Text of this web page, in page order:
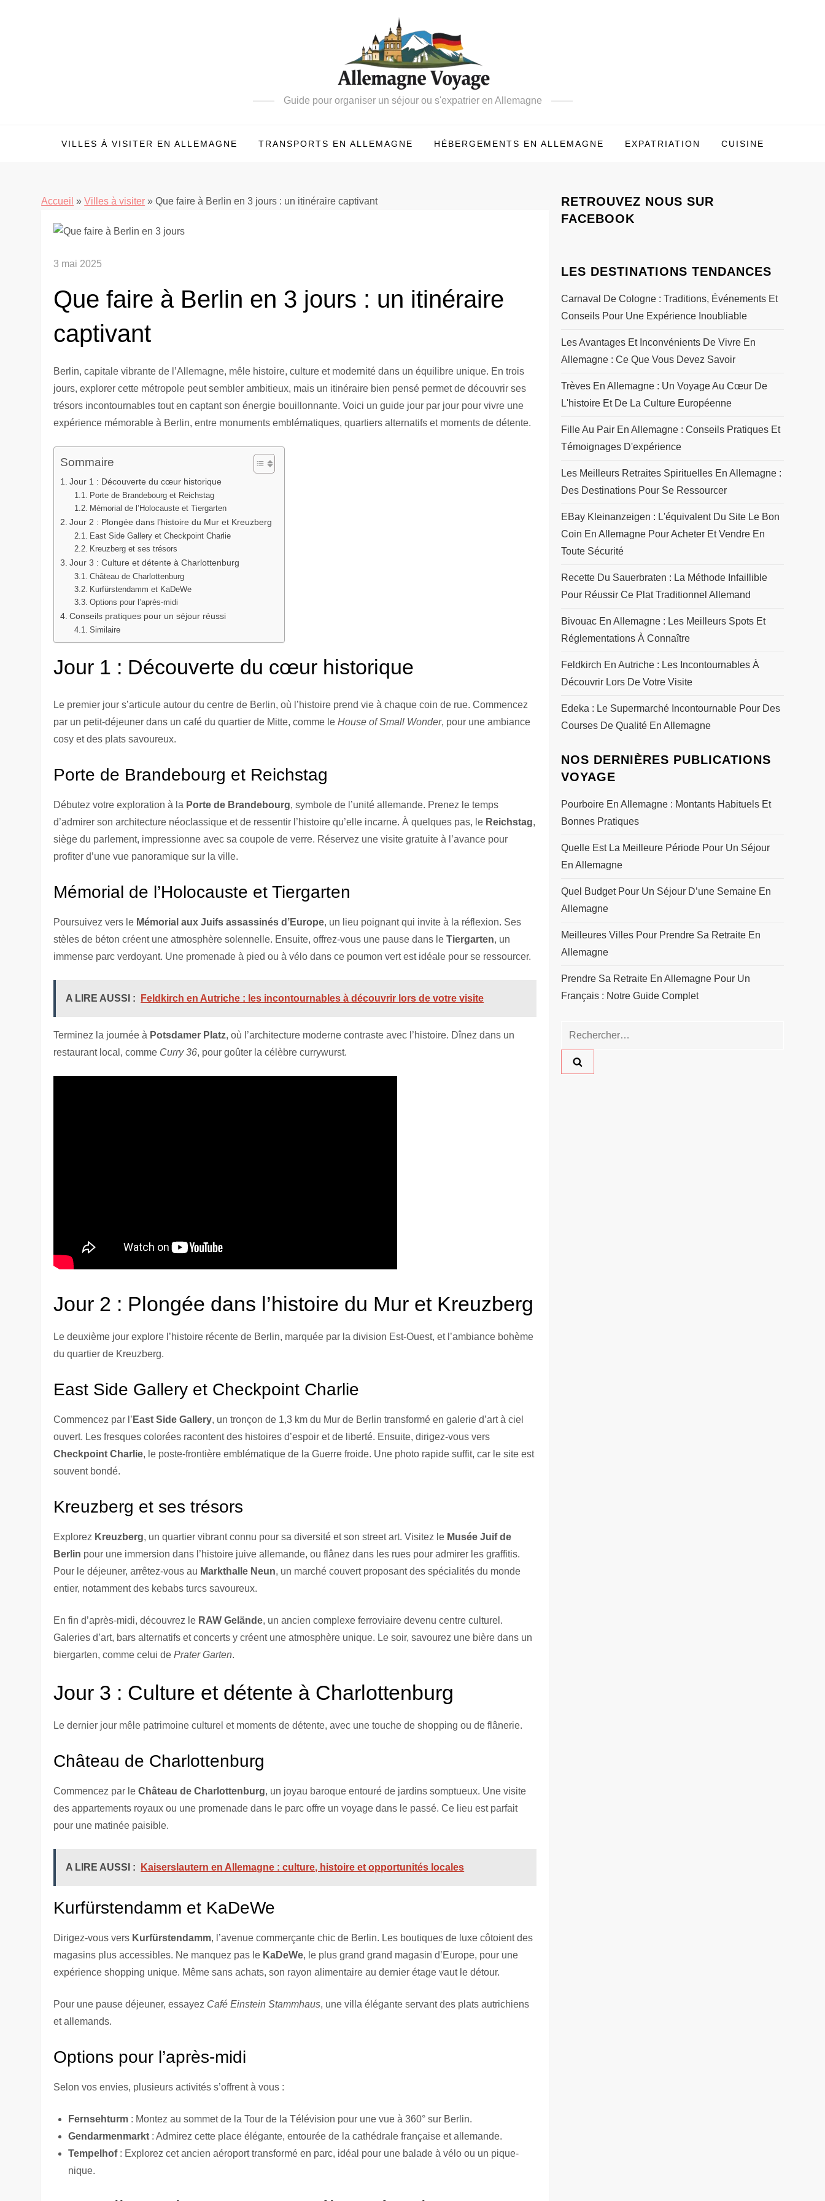
Guide pour organiser un séjour ou s'expatrier en Allemagne
VILLES À VISITER EN ALLEMAGNE TRANSPORTS EN ALLEMAGNE HÉBERGEMENTS EN ALLEMAGNE EXPATRIATION CUISINE
Accueil »Villes à visiter »Que faire à Berlin en 3 jours : un itinéraire captivant
3 mai 2025
Que faire à Berlin en 3 jours : un itinéraire
captivant
Berlin, capitale vibrante de l’Allemagne, mêle histoire, culture et modernité dans un équilibre unique. En trois
jours, explorer cette métropole peut sembler ambitieux, mais un itinéraire bien pensé permet de découvrir ses
trésors incontournables tout en captant son énergie bouillonnante. Voici un guide jour par jour pour vivre une
expérience mémorable à Berlin, entre monuments emblématiques, quartiers alternatifs et moments de détente.
Sommaire
Jour 1 : Découverte du cœur historique
Porte de Brandebourg et Reichstag
Mémorial de l’Holocauste et Tiergarten
Jour 2 : Plongée dans l’histoire du Mur et Kreuzberg
East Side Gallery et Checkpoint Charlie
Kreuzberg et ses trésors
Jour 3 : Culture et détente à Charlottenburg
Château de Charlottenburg
Kurfürstendamm et KaDeWe
Options pour l’après-midi
Conseils pratiques pour un séjour réussi
Similaire
Jour 1 : Découverte du cœur historique
Le premier jour s’articule autour du centre de Berlin, où l’histoire prend vie à chaque coin de rue. Commencez
par un petit-déjeuner dans un café du quartier de Mitte, comme leHouse of Small Wonder, pour une ambiance
cosy et des plats savoureux.
Porte de Brandebourg et Reichstag
Débutez votre exploration à la Porte de Brandebourg, symbole de l’unité allemande. Prenez le temps
d’admirer son architecture néoclassique et de ressentir l’histoire qu’elle incarne. À quelques pas, le Reichstag,
siège du parlement, impressionne avec sa coupole de verre. Réservez une visite gratuite à l’avance pour
profiter d’une vue panoramique sur la ville.
Mémorial de l’Holocauste et Tiergarten
Poursuivez vers le Mémorial aux Juifs assassinés d’Europe, un lieu poignant qui invite à la réflexion. Ses
stèles de béton créent une atmosphère solennelle. Ensuite, offrez-vous une pause dans leTiergarten, un
immense parc verdoyant. Une promenade à pied ou à vélo dans ce poumon vert est idéale pour se ressourcer.
A LIRE AUSSI : Feldkirch en Autriche : les incontournables à découvrir lors de votre visite
Terminez la journée à Potsdamer Platz, où l’architecture moderne contraste avec l’histoire. Dînez dans un
restaurant local, comme Curry 36, pour goûter la célèbre currywurst.
Jour 2 : Plongée dans l’histoire du Mur et Kreuzberg
Le deuxième jour explore l’histoire récente de Berlin, marquée par la division Est-Ouest, et l’ambiance bohème
du quartier de Kreuzberg.
East Side Gallery et Checkpoint Charlie
Commencez par l’ East Side Gallery, un tronçon de 1,3 km du Mur de Berlin transformé en galerie d’art à ciel
ouvert. Les fresques colorées racontent des histoires d’espoir et de liberté. Ensuite, dirigez-vous vers
Checkpoint Charlie, le poste-frontière emblématique de la Guerre froide. Une photo rapide suffit, car le site est
souvent bondé.
Kreuzberg et ses trésors
Explorez Kreuzberg, un quartier vibrant connu pour sa diversité et son street art. Visitez le Musée Juif de
Berlin pour une immersion dans l’histoire juive allemande, ou flânez dans les rues pour admirer les graffitis.
Pour le déjeuner, arrêtez-vous au Markthalle Neun, un marché couvert proposant des spécialités du monde
entier, notamment des kebabs turcs savoureux.
En fin d’après-midi, découvrez le RAW Gelände, un ancien complexe ferroviaire devenu centre culturel.
Galeries d’art, bars alternatifs et concerts y créent une atmosphère unique. Le soir, savourez une bière dans un
biergarten, comme celui dePrater Garten.
Jour 3 : Culture et détente à Charlottenburg
Le dernier jour mêle patrimoine culturel et moments de détente, avec une touche de shopping ou de flânerie.
Château de Charlottenburg
Commencez par leChâteau de Charlottenburg, un joyau baroque entouré de jardins somptueux. Une visite
des appartements royaux ou une promenade dans le parc offre un voyage dans le passé. Ce lieu est parfait
pour une matinée paisible.
A LIRE AUSSI : Kaiserslautern en Allemagne : culture, histoire et opportunités locales
Kurfürstendamm et KaDeWe
Dirigez-vous vers Kurfürstendamm, l’avenue commerçante chic de Berlin. Les boutiques de luxe côtoient des
magasins plus accessibles. Ne manquez pas le KaDeWe, le plus grand grand magasin d’Europe, pour une
expérience shopping unique. Même sans achats, son rayon alimentaire au dernier étage vaut le détour.
Pour une pause déjeuner, essayez Café Einstein Stammhaus, une villa élégante servant des plats autrichiens
et allemands.
Options pour l’après-midi
Selon vos envies, plusieurs activités s’offrent à vous :
Fernsehturm : Montez au sommet de la Tour de la Télévision pour une vue à 360° sur Berlin.
Gendarmenmarkt : Admirez cette place élégante, entourée de la cathédrale française et allemande.
Tempelhof: Explorez cet ancien aéroport transformé en parc, idéal pour une balade à vélo ou un pique-
nique.
RETROUVEZ NOUS SUR
FACEBOOK
LES DESTINATIONS TENDANCES
Carnaval De Cologne : Traditions, Événements Et
Conseils Pour Une Expérience Inoubliable
Les Avantages Et Inconvénients De Vivre En
Allemagne : Ce Que Vous Devez Savoir
Trèves En Allemagne : Un Voyage Au Cœur De
L'histoire Et De La Culture Européenne
Fille Au Pair En Allemagne : Conseils Pratiques Et
Témoignages D'expérience
Les Meilleurs Retraites Spirituelles En Allemagne :
Des Destinations Pour Se Ressourcer
EBay Kleinanzeigen : L'équivalent Du Site Le Bon
Coin En Allemagne Pour Acheter Et Vendre En
Toute Sécurité
Recette Du Sauerbraten : La Méthode Infaillible
Pour Réussir Ce Plat Traditionnel Allemand
Bivouac En Allemagne : Les Meilleurs Spots Et
Réglementations À Connaître
Feldkirch En Autriche : Les Incontournables À
Découvrir Lors De Votre Visite
Edeka : Le Supermarché Incontournable Pour Des
Courses De Qualité En Allemagne
NOS DERNIÈRES PUBLICATIONS
VOYAGE
Pourboire En Allemagne : Montants Habituels Et
Bonnes Pratiques
Quelle Est La Meilleure Période Pour Un Séjour
En Allemagne
Quel Budget Pour Un Séjour D’une Semaine En
Allemagne
Meilleures Villes Pour Prendre Sa Retraite En
Allemagne
Prendre Sa Retraite En Allemagne Pour Un
Français : Notre Guide Complet
Rechercher :